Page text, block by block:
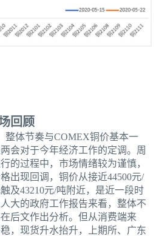
回顾
整体节奏与COMEX铜价基本一
会对于今年经济工作的定调。周
的过程中，市场情绪较为谨慎，
出现回调，铜价从接近44500元/
及43210元/吨附近，是近一段时
大的政府工作报告来看，整体不
后文作出分析。但从消费端来
，现货升水抬升，上期所、广东